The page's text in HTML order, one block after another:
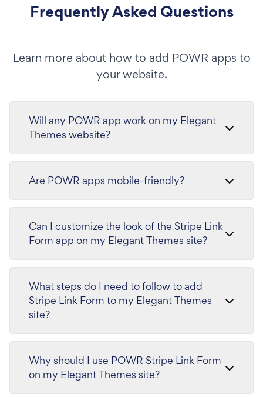
Frequently Asked Questions
Learn more about how to add POWR apps to
your website.
Will any POWR app work on my Elegant
Themes website?
Are POWR apps mobile-friendly?
Can I customize the look of the Stripe Link
Form app on my Elegant Themes site?
What steps do I need to follow to add
Stripe Link Form to my Elegant Themes
site?
Why should I use POWR Stripe Link Form
on my Elegant Themes site?